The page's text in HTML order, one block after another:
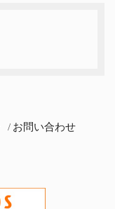
お問い合わせ